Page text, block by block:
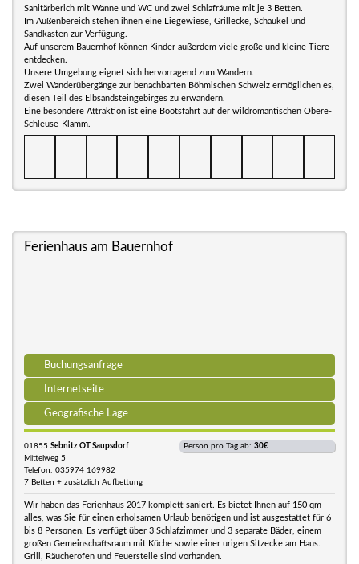
Sanitärberich mit Wanne und WC und zwei Schlafräume mit je 3 Betten.
Im Außenbereich stehen ihnen eine Liegewiese, Grillecke, Schaukel und
Sandkasten zur Verfügung.
Auf unserem Bauernhof können Kinder außerdem viele große und kleine Tiere
entdecken.
Unsere Umgebung eignet sich hervorragend zum Wandern.
Zwei Wanderübergänge zur benachbarten Böhmischen Schweiz ermöglichen es,
diesen Teil des Elbsandsteingebirges zu erwandern.
Eine besondere Attraktion ist eine Bootsfahrt auf der wildromantischen Obere-
Schleuse-Klamm.
Ferienhaus am Bauernhof
Buchungsanfrage
Internetseite
Geografische Lage
01855 Sebnitz OT Saupsdorf
Mittelweg 5
Telefon: 035974 169982
7 Betten + zusätzlich Aufbettung
Person pro Tag ab: 30€
Wir haben das Ferienhaus 2017 komplett saniert. Es bietet Ihnen auf 150 qm
alles, was Sie für einen erholsamen Urlaub benötigen und ist ausgestattet für 6
bis 8 Personen. Es verfügt über 3 Schlafzimmer und 3 separate Bäder, einem
großen Gemeinschaftsraum mit Küche sowie einer urigen Sitzecke am Haus.
Grill, Räucherofen und Feuerstelle sind vorhanden.